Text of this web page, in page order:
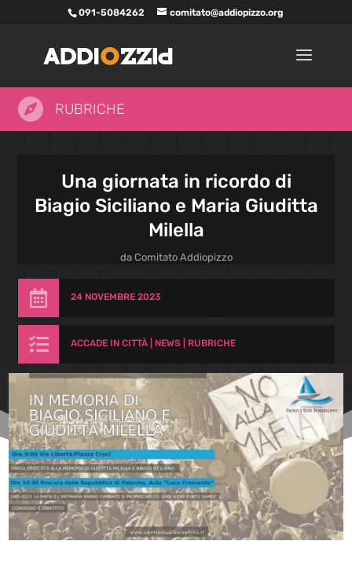
091-5084262 comitato@addiopizzo.org
 RUBRICHE
Una giornata in ricordo di
Biagio Siciliano e Maria Giuditta
Milella
da Comitato Addiopizzo
 24 NOVEMBRE 2023
 ACCADE IN CITTÀ| NEWS| RUBRICHE